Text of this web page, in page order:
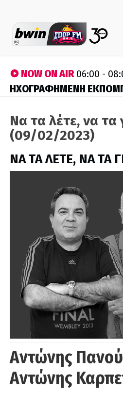
NOW ON AIR06:00 -
ΗΧΟΓΡΑΦΗΜΕΝΗ
Να τα λέτε, να τα
(09/02/2023)
ΝΑ ΤΑ ΛΕΤΕ, ΝΑ ΤΑ
Αντώνης
Αντώνης